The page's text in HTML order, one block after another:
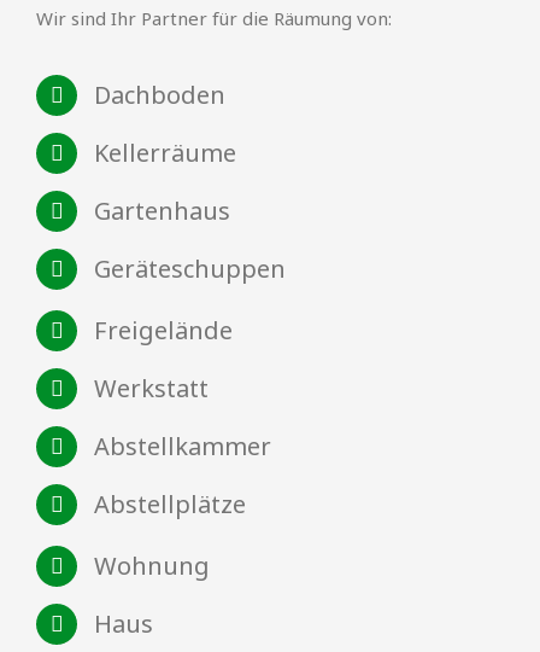
Wir sind Ihr Partner für die Räumung von:
Dachboden
Kellerräume
Gartenhaus
Geräteschuppen
Freigelände
Werkstatt
Abstellkammer
Abstellplätze
Wohnung
Haus